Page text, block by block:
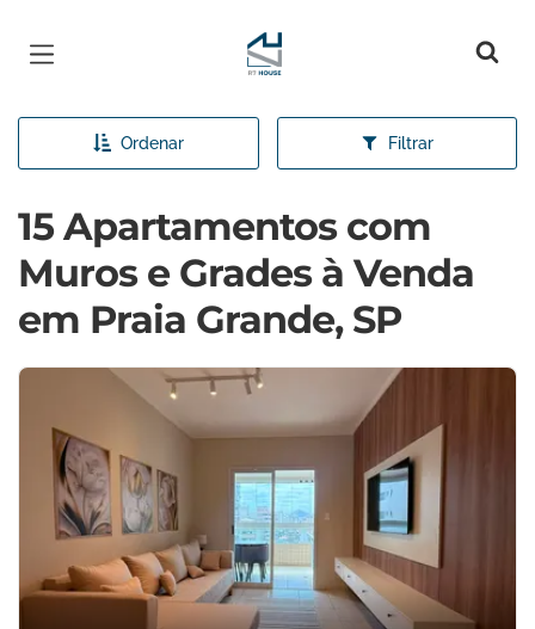
Página inicial
Ordenar Filtrar
15 Apartamentos com
Muros e Grades à Venda
em Praia Grande, SP